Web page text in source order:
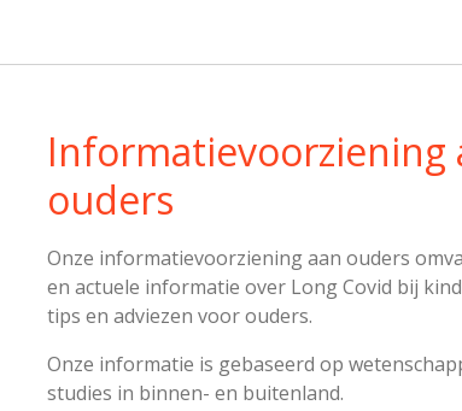
Informatievoorziening
ouders
Onze informatievoorziening aan ouders
en actuele informatie over Long Covid bij
tips en adviezen voor ouders.
Onze informatie is gebaseerd op
studies in binnen- en buitenland.